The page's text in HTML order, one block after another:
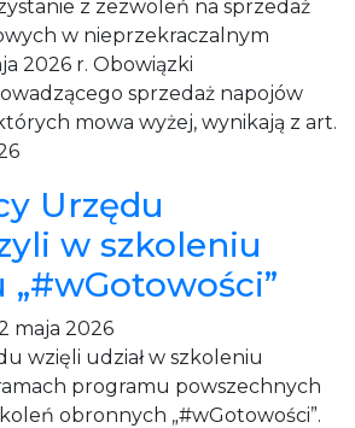
z zezwoleń na sprzedaż
w nieprzekraczalnym
2026 r. Obowiązki
sprzedaż napojów
mowa wyżej, wynikają z art.
Urzędu
w szkoleniu
maja 2026
wzięli udział w szkoleniu
programu powszechnych
obronnych „#wGotowości”.